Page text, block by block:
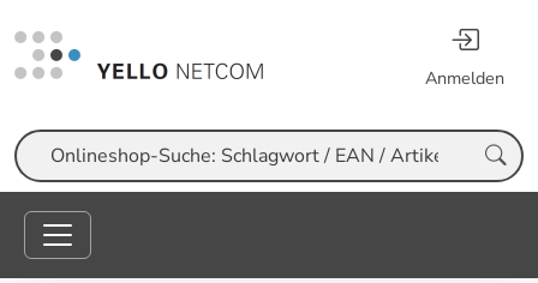
Anmelden
Suche